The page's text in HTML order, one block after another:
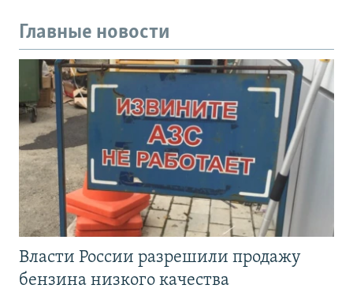
Главные новости
Власти России разрешили продажу
бензина низкого качества